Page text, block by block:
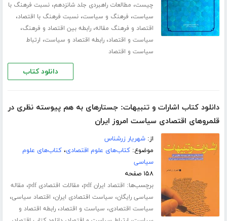
چیست، مطالعات راهبردی جلد شانزدهم،نسبت فرهنگ با
سیاست، فرهنگ و سیاست،نسبت فرهنگ با اقتصاد،
اقتصاد و فرهنگ مقاله،رابطه بین اقتصاد و فرهنگ،
سیاست و اقتصاد،رابطه اقتصاد و سیاست، ارتباط
سیاست و اقتصاد
دانلود کتاب
دانلود کتاب اشارات و تنبیهات: جستارهای به هم پیوسته نظری در
قلمروهای اقتصادی سیاست امروز ایران
از:شهریار زرشناس
موضوع:کتاب‌های علوم اقتصادی،کتاب‌های علوم
سیاسی
۱۵۸ صفحه
برچسب‌ها: اقتصاد ایران pdf ، مقالات اقتصادی pdf ، مقاله
سیاسی رایگان، سیاست اقتصادی ایران، اقتصاد سیاسی،
سیاست اقتصادی، سیاست و اقتصاد،رابطه اقتصاد و